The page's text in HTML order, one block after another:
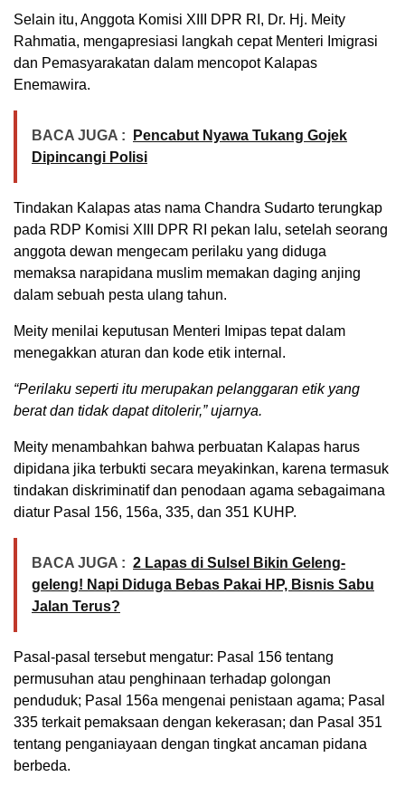
Selain itu, Anggota Komisi XIII DPR RI, Dr. Hj. Meity
Rahmatia, mengapresiasi langkah cepat Menteri Imigrasi
dan Pemasyarakatan dalam mencopot Kalapas
Enemawira.
BACA JUGA :
Pencabut Nyawa Tukang Gojek
Dipincangi Polisi
Tindakan Kalapas atas nama Chandra Sudarto terungkap
pada RDP Komisi XIII DPR RI pekan lalu, setelah seorang
anggota dewan mengecam perilaku yang diduga
memaksa narapidana muslim memakan daging anjing
dalam sebuah pesta ulang tahun.
Meity menilai keputusan Menteri Imipas tepat dalam
menegakkan aturan dan kode etik internal.
“Perilaku seperti itu merupakan pelanggaran etik yang
berat dan tidak dapat ditolerir,” ujarnya.
Meity menambahkan bahwa perbuatan Kalapas harus
dipidana jika terbukti secara meyakinkan, karena termasuk
tindakan diskriminatif dan penodaan agama sebagaimana
diatur Pasal 156, 156a, 335, dan 351 KUHP.
BACA JUGA : 2 Lapas di Sulsel Bikin Geleng-
geleng! Napi Diduga Bebas Pakai HP, Bisnis Sabu
Jalan Terus?
Pasal-pasal tersebut mengatur: Pasal 156 tentang
permusuhan atau penghinaan terhadap golongan
penduduk; Pasal 156a mengenai penistaan agama; Pasal
335 terkait pemaksaan dengan kekerasan; dan Pasal 351
tentang penganiayaan dengan tingkat ancaman pidana
berbeda.